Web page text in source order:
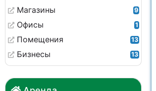
Магазины 9
Офисы 1
Помещения 13
Бизнесы 13